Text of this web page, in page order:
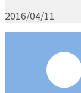
2016/04/11